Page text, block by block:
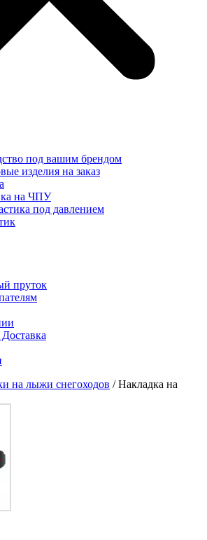
под вашим брендом
изделия на заказ
на ЧПУ
под давлением
пруток
на лыжи снегоходов / Накладка на